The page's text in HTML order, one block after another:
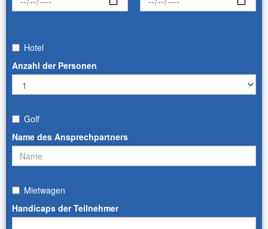
Hotel
Anzahl der Personen
Golf
Name des Ansprechpartners
Mietwagen
Handicaps der Teilnehmer